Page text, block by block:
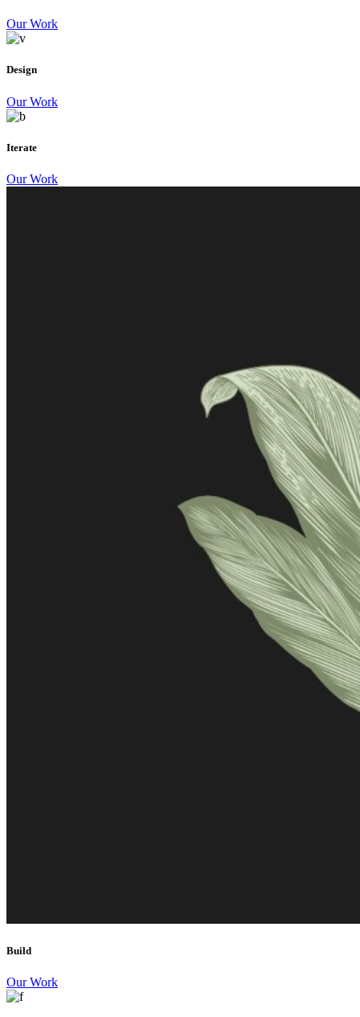
Our Work
Design
Our Work
Iterate
Our Work
Build
Our Work